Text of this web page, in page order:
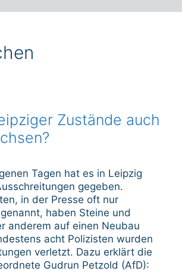
Zustände auch
Tagen hat es in Leipzig
gegeben.
in der Presse oft nur
genannt, haben Steine und
anderem auf einen Neubau
acht Polizisten wurden
verletzt. Dazu erklärt die
Gudrun Petzold (AfD):